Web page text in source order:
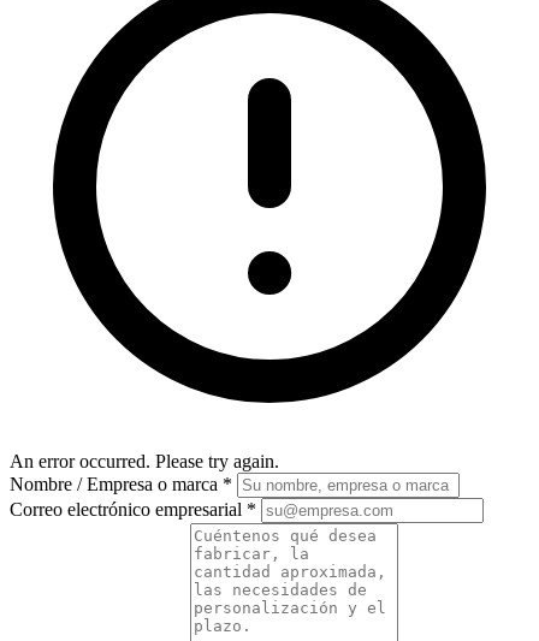
An error occurred. Please try again.
Nombre / Empresa o marca *
Correo electrónico empresarial *